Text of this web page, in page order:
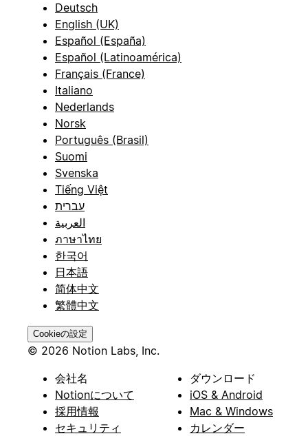
Deutsch
English (UK)
Español (España)
Español (Latinoamérica)
Français (France)
Italiano
Nederlands
Norsk
Português (Brasil)
Suomi
Svenska
Tiếng Việt
עברית
العربية
ภาษาไทย
한국어
日本語
简体中文
繁體中文
Cookieの設定
© 2026 Notion Labs, Inc.
会社名
Notionについて
採用情報
セキュリティ
ダウンロード
iOS & Android
Mac & Windows
カレンダー